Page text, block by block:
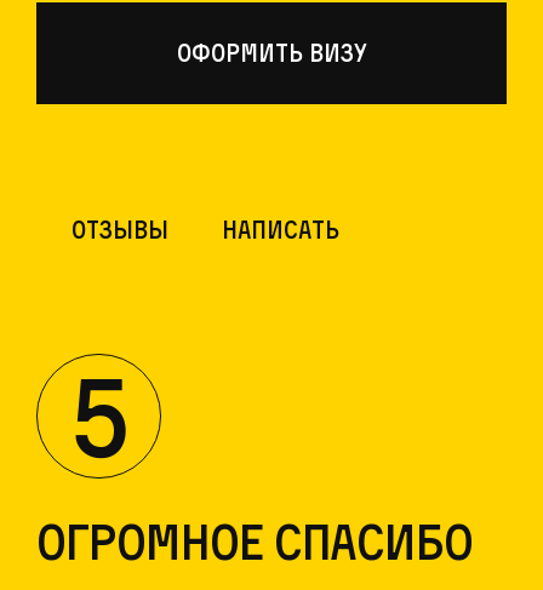
Оформить визу
отзывы написать
5
Огромное спасибо